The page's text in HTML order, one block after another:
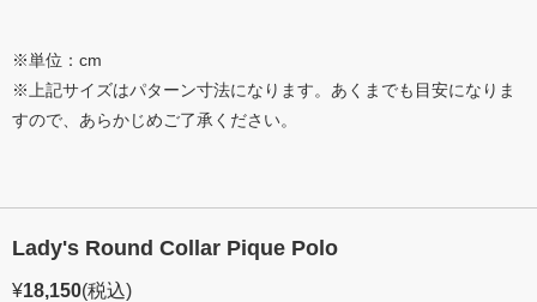
※単位：cm
※上記サイズはパターン寸法になります。あくまでも目安になりま
すので、あらかじめご了承ください。
Lady's Round Collar Pique Polo
¥18,150(税込)